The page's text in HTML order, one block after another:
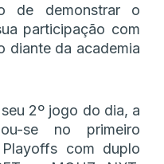
de demonstrar o
participação com
diante da academia
2º jogo do dia, a
se no primeiro
com duplo